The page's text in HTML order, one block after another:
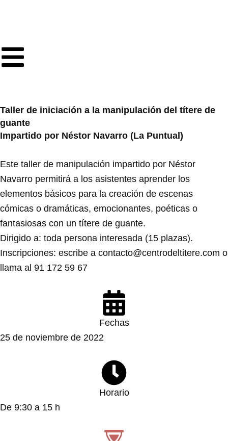
Taller de iniciación a la manipulación del títere de
guante
Impartido por Néstor Navarro (La Puntual)
Este taller de manipulación impartido por Néstor
Navarro permitirá a los asistentes aprender los
elementos básicos para la creación de escenas
cómicas o dramáticas, emocionantes, poéticas o
fantasiosas con un títere de guante.
Dirigido a: toda persona interesada (15 plazas).
Inscripciones: escribe a contacto@centrodeltitere.com o
llama al 91 172 59 67
Fechas
25 de noviembre de 2022
Horario
De 9:30 a 15 h